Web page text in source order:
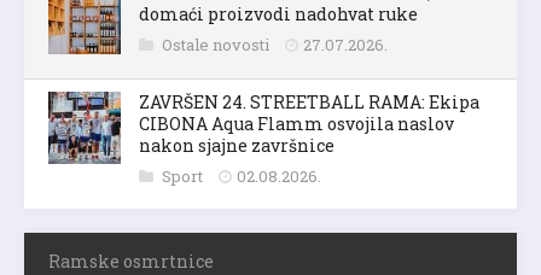
domaći proizvodi nadohvat ruke
Ostale novosti 27.07.2026.
ZAVRŠEN 24. STREETBALL RAMA: Ekipa
CIBONA Aqua Flamm osvojila naslov
nakon sjajne završnice
Sport 02.08.2026.
Ramske osmrtnice